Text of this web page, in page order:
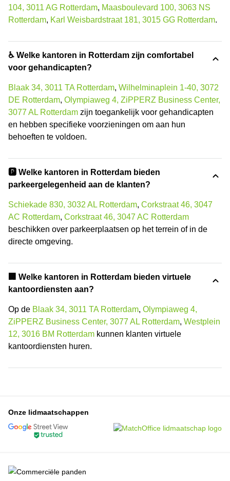
104, 3011 AG Rotterdam, Maasboulevard 100, 3063 NS
Rotterdam, Karl Weisbardstraat 181, 3015 GG Rotterdam.
♿ Welke kantoren in Rotterdam zijn comfortabel
voor gehandicapten?
Blaak 34, 3011 TA Rotterdam, Wilhelminaplein 1-40, 3072
DE Rotterdam, Olympiaweg 4, ZiPPERZ Business Center,
3077 AL Rotterdam zijn toegankelijk voor gehandicapten
en hebben specifieke voorzieningen om aan hun
behoeften te voldoen.
🅿️ Welke kantoren in Rotterdam bieden
parkeergelegenheid aan de klanten?
Schiekade 830, 3032 AL Rotterdam, Corkstraat 46, 3047
AC Rotterdam, Corkstraat 46, 3047 AC Rotterdam
beschikken over parkeerplaatsen op het terrein of in de
directe omgeving.
🏢 Welke kantoren in Rotterdam bieden virtuele
kantoordiensten aan?
Op de Blaak 34, 3011 TA Rotterdam, Olympiaweg 4,
ZiPPERZ Business Center, 3077 AL Rotterdam, Westplein
12, 3016 BM Rotterdam kunnen klanten virtuele
kantoordiensten huren.
Onze lidmaatschappen